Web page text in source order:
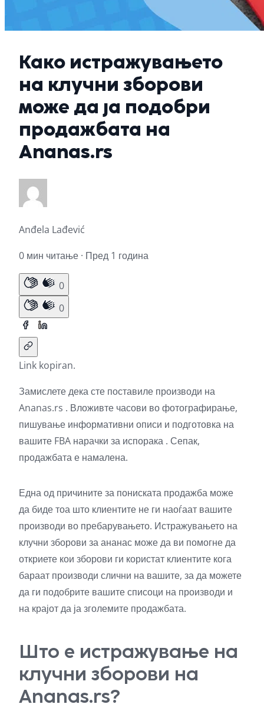
Како истражувањето
на клучни зборови
може да ја подобри
продажбата на
Ananas.rs
Anđela Lađević
0 мин читање · Пред 1 година
0
0
Link kopiran.
Замислете дека сте поставиле производи на
Ananas.rs . Вложивте часови во фотографирање,
пишување информативни описи и подготовка на
вашите FBA нарачки за испорака . Сепак,
продажбата е намалена.
Една од причините за пониската продажба може
да биде тоа што клиентите не ги наоѓаат вашите
производи во пребарувањето. Истражувањето на
клучни зборови за ананас може да ви помогне да
откриете кои зборови ги користат клиентите кога
бараат производи слични на вашите, за да можете
да ги подобрите вашите списоци на производи и
на крајот да ја зголемите продажбата.
Што е истражување на
клучни зборови на
Ananas.rs?